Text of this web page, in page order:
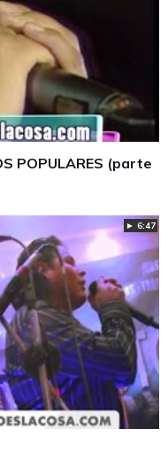
POPULARES (parte
► 6:47